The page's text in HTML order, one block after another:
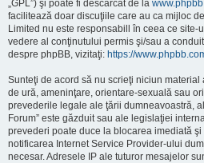
„GPL”) şi poate fi descărcat de la
facilitează doar discuţiile care au ca mijloc
Limited nu este responsabill în ceea ce site-
vedere al conţinutului permis şi/sau a
despre phpBB, vizitaţi: https://
Sunteţi de acord să nu scrieţi niciun
de ură, ameninţare, orientare-sexuală sau
prevederile legale ale ţării dumneavoastră,
Forum” este găzduit sau ale legislaţiei
prevederi poate duce la blocarea imediată
notificarea Internet Service Provider-ului
necesar. Adresele IP ale tuturor mesajelor